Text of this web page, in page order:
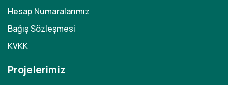
Hesap Numaralarımız
Bağış Sözleşmesi
KVKK
Projelerimiz